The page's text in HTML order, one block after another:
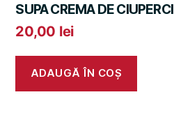
SUPA CREMA DE CIUPERCI
20,00 lei
ADAUGĂ ÎN COȘ